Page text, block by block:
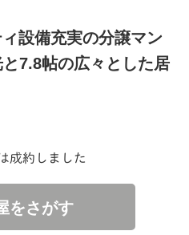
設備充実の分譲マン
7.8帖の広々とした居
成約しました
をさがす